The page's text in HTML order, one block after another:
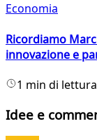
Economia
Ricordiamo
innovazione e
1 min di lettura
Idee e